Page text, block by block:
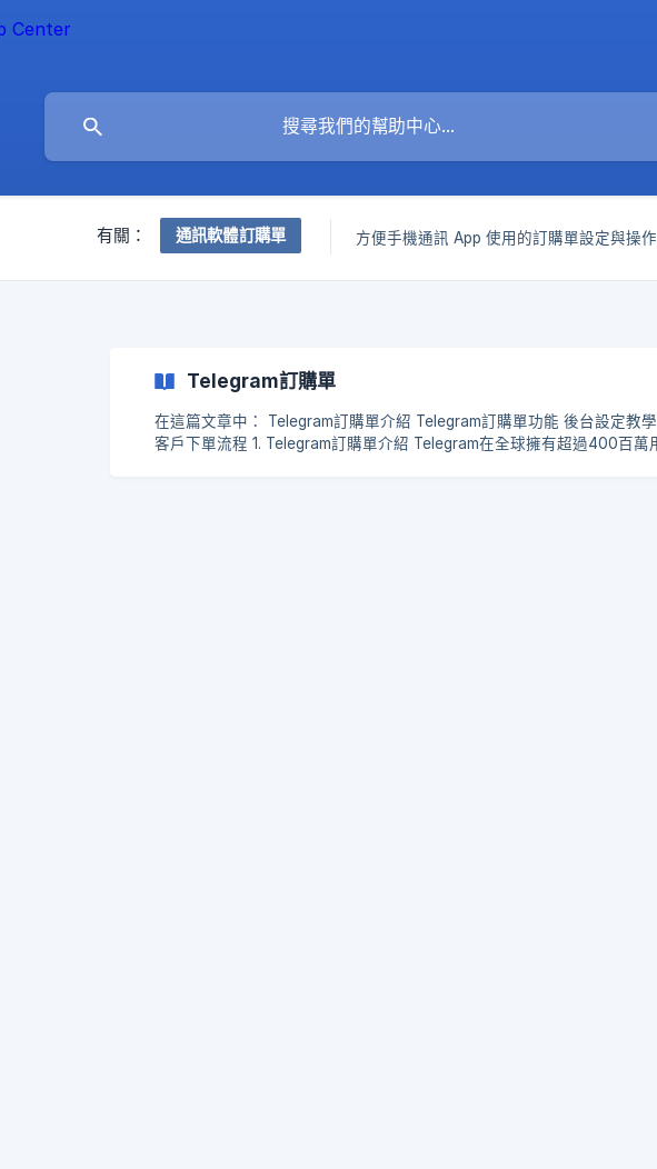
有關： 通訊軟體訂購單 方便手機通訊 App 使用的訂購單設定與操作
Telegram訂購單
在這篇文章中： Telegram訂購單介紹 Telegram訂購單功能 後台設定教學
客戶下單流程 1. Telegram訂購單介紹 Telegram在全球擁有超過400百萬用